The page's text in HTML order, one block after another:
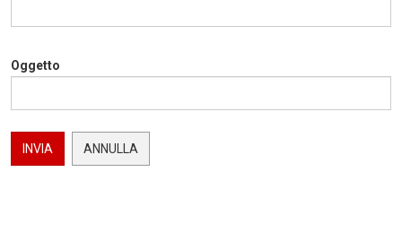
Oggetto
INVIA ANNULLA